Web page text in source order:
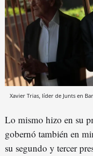
Xavier Trias, líder de Junts en
Lo mismo hizo en su
gobernó también en
su segundo y tercer